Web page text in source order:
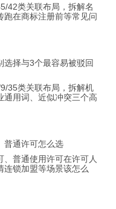
42类关联布局，拆解名
跑在商标注册前等常见问
选择与3个最容易被驳回
35类关联布局，拆解机
通用词、近似冲突三个高
普通许可怎么选
普通使用许可在许可人
连锁加盟等场景该怎么